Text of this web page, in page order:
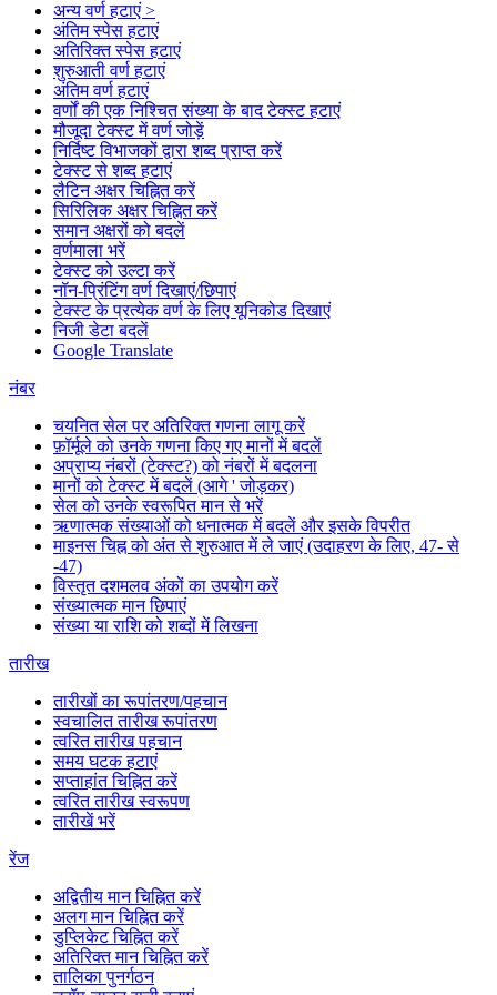
अन्य वर्ण हटाएं >
अंतिम स्पेस हटाएं
अतिरिक्त स्पेस हटाएं
शुरुआती वर्ण हटाएं
अंतिम वर्ण हटाएं
वर्णों की एक निश्चित संख्या के बाद टेक्स्ट हटाएं
मौजूदा टेक्स्ट में वर्ण जोड़ें
निर्दिष्ट विभाजकों द्वारा शब्द प्राप्त करें
टेक्स्ट से शब्द हटाएं
लैटिन अक्षर चिह्नित करें
सिरिलिक अक्षर चिह्नित करें
समान अक्षरों को बदलें
वर्णमाला भरें
टेक्स्ट को उल्टा करें
नॉन-प्रिंटिंग वर्ण दिखाएं/छिपाएं
टेक्स्ट के प्रत्येक वर्ण के लिए यूनिकोड दिखाएं
निजी डेटा बदलें
Google Translate
नंबर
चयनित सेल पर अतिरिक्त गणना लागू करें
फ़ॉर्मूले को उनके गणना किए गए मानों में बदलें
अप्राप्य नंबरों (टेक्स्ट?) को नंबरों में बदलना
मानों को टेक्स्ट में बदलें (आगे ' जोड़कर)
सेल को उनके स्वरूपित मान से भरें
ऋणात्मक संख्याओं को धनात्मक में बदलें और इसके विपरीत
माइनस चिह्न को अंत से शुरुआत में ले जाएं (उदाहरण के लिए, 47- से
-47)
विस्तृत दशमलव अंकों का उपयोग करें
संख्यात्मक मान छिपाएं
संख्या या राशि को शब्दों में लिखना
तारीख
तारीखों का रूपांतरण/पहचान
स्वचालित तारीख रूपांतरण
त्वरित तारीख पहचान
समय घटक हटाएं
सप्ताहांत चिह्नित करें
त्वरित तारीख स्वरूपण
तारीखें भरें
रेंज
अद्वितीय मान चिह्नित करें
अलग मान चिह्नित करें
डुप्लिकेट चिह्नित करें
अतिरिक्त मान चिह्नित करें
तालिका पुनर्गठन